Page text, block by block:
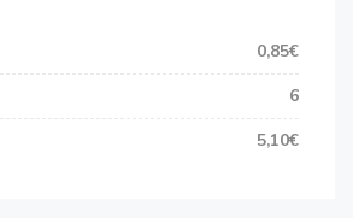
0,85€
6
5,10€